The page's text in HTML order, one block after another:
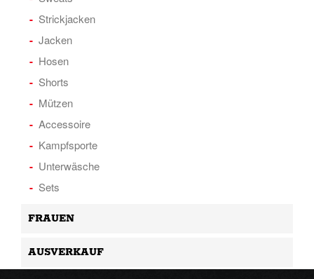
Strickjacken
Jacken
Hosen
Shorts
Mützen
Accessoire
Kampfsporte
Unterwäsche
Sets
FRAUEN
AUSVERKAUF